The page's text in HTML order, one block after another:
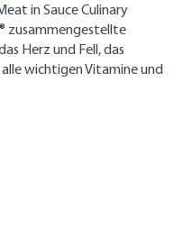
in Sauce Culinary
zusammengestellte
Herz und Fell, das
wichtigen Vitamine und